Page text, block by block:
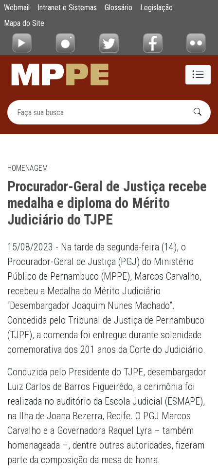
Pular para o Conteúdo principal
Procurador-Geral de Justiça recebe
Webmail Intranet e Sistemas Glossário
Legislação
Mapa do Site
HOMENAGEM
Procurador-Geral de Justiça recebe
medalha e diploma do Mérito
Judiciário do TJPE
15/08/2023 - Na tarde da segunda-feira (14), o
Procurador-Geral de Justiça (PGJ) do Ministério
Público de Pernambuco (MPPE), Marcos Carvalho,
recebeu a Medalha do Mérito Judiciário
“Desembargador Joaquim Nunes Machado”.
Concedida pelo Tribunal de Justiça de Pernambuco
(TJPE), a comenda foi entregue durante solenidade
comemorativa dos 201 anos da Corte do Judiciário.
Conduzida pelo Presidente do TJPE, desembargador
Luiz Carlos de Barros Figueirêdo, a cerimônia foi
realizada no auditório da Escola Judicial (ESMAPE),
na Ilha de Joana Bezerra, Recife. O PGJ Marcos
Carvalho e a Governadora Raquel Lyra – também
homenageada –, dentre outras autoridades, fizeram
parte da composição da mesa de honra.